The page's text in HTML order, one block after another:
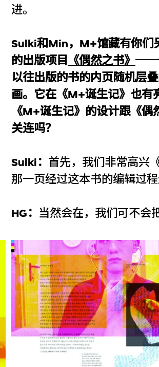
进。
Sulki和Min，M+馆藏有你们
的出版项目
《偶然之书》──
以往出版的书的内页随机层
画。它在《M+诞生记》也有
《M+诞生记》的设计跟《偶
关连吗？
Sulki： 首先，我们非常高兴
那一页经过这本书的编辑过程
HG： 当然会在，我们可不会